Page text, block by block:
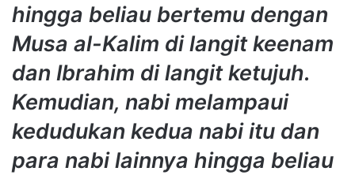
hingga beliau bertemu dengan
Musa al-Kalim di langit keenam
dan Ibrahim di langit ketujuh.
Kemudian, nabi melampaui
kedudukan kedua nabi itu dan
para nabi lainnya hingga beliau